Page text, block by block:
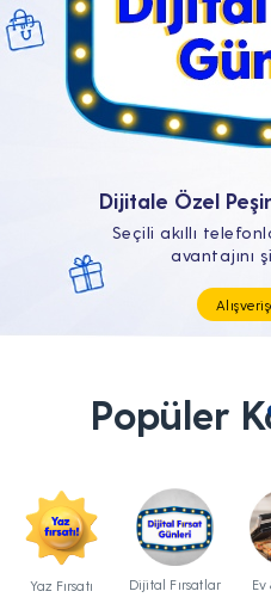
Tüm Teknolojik
Popüler
Yaz Fırsatı Dijital Fırsatlar Ev